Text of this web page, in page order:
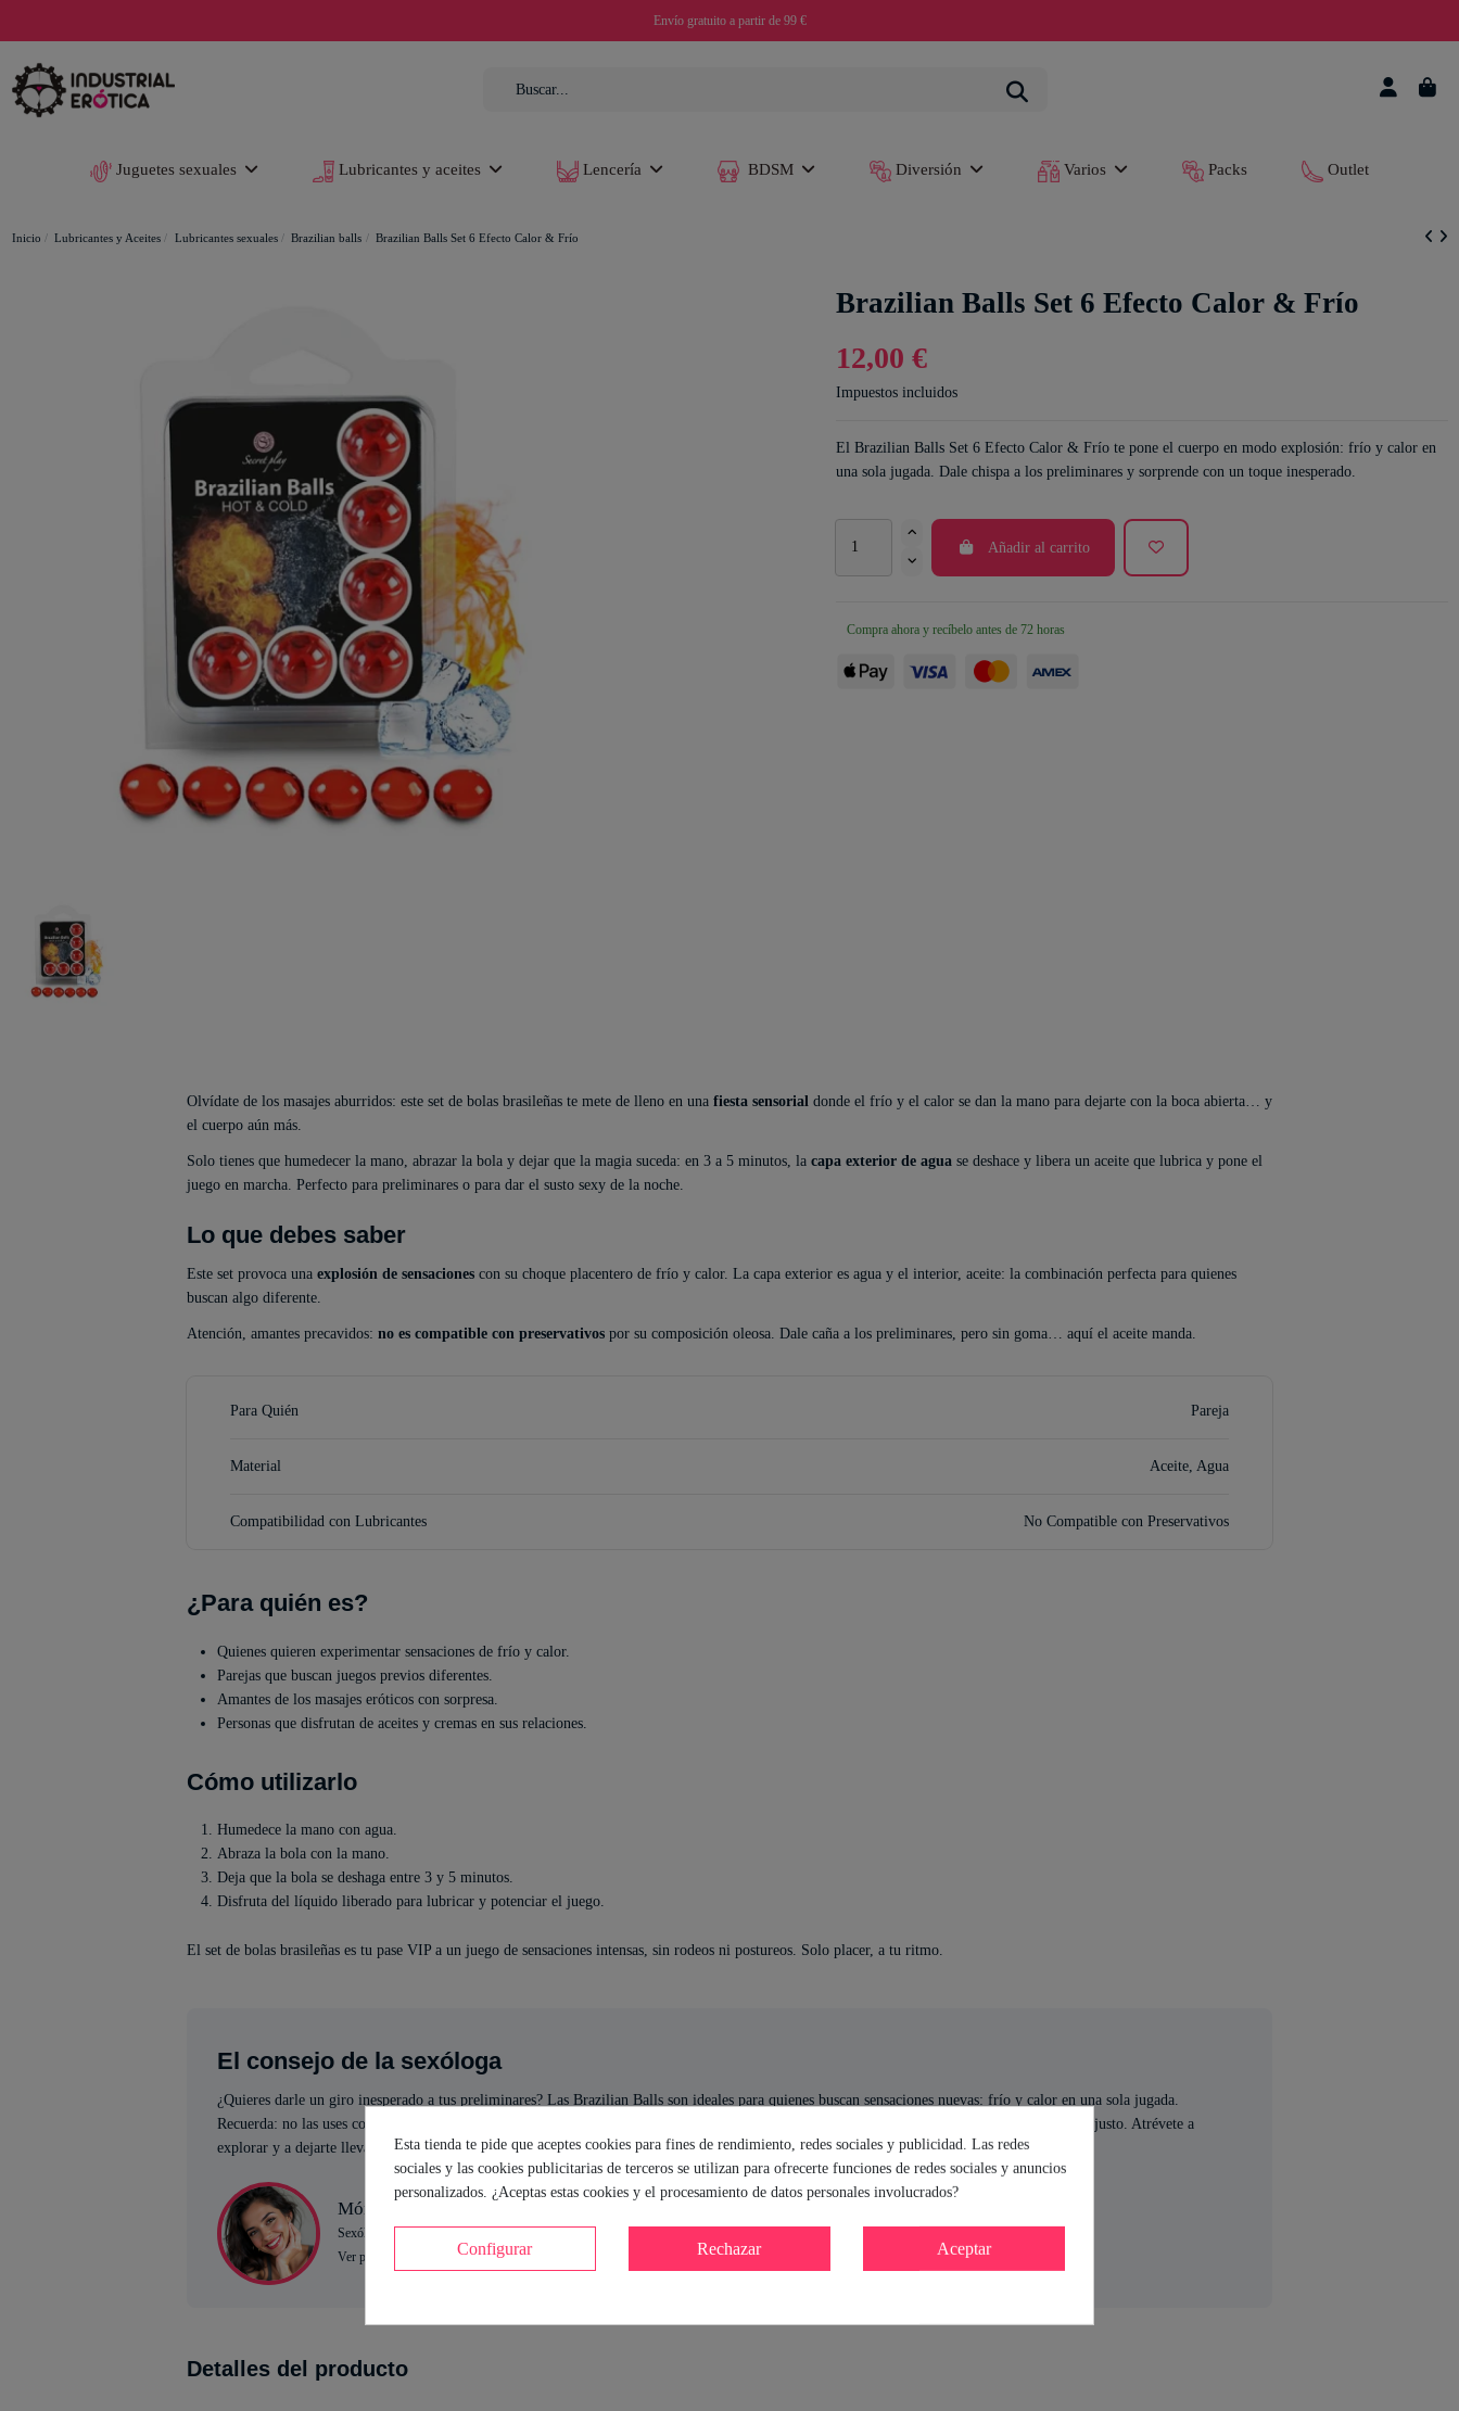
Envío gratuito a partir de 99 €
Juguetes sexuales Lubricantes y aceites Lencería BDSM Diversión Varios Packs Outlet
Inicio Lubricantes y Aceites Lubricantes sexuales Brazilian balls Brazilian Balls Set 6 Efecto Calor & Frío
Brazilian Balls Set 6 Efecto Calor & Frío
12,00 €
Impuestos incluidos
El Brazilian Balls Set 6 Efecto Calor & Frío te pone el cuerpo en modo explosión: frío y calor en
una sola jugada. Dale chispa a los preliminares y sorprende con un toque inesperado.
Añadir al carrito
Compra ahora y recíbelo antes de 72 horas
Olvídate de los masajes aburridos: este set de bolas brasileñas te mete de lleno en una fiesta sensorial donde el frío y el calor se dan la mano para dejarte con la boca abierta… y
el cuerpo aún más.
Solo tienes que humedecer la mano, abrazar la bola y dejar que la magia suceda: en 3 a 5 minutos, la capa exterior de agua se deshace y libera un aceite que lubrica y pone el
juego en marcha. Perfecto para preliminares o para dar el susto sexy de la noche.
Lo que debes saber
Este set provoca una explosión de sensaciones con su choque placentero de frío y calor. La capa exterior es agua y el interior, aceite: la combinación perfecta para quienes
buscan algo diferente.
Atención, amantes precavidos: no es compatible con preservativos por su composición oleosa. Dale caña a los preliminares, pero sin goma… aquí el aceite manda.
Para Quién Pareja
Material Aceite, Agua
Compatibilidad con Lubricantes No Compatible con Preservativos
¿Para quién es?
Quienes quieren experimentar sensaciones de frío y calor.
Parejas que buscan juegos previos diferentes.
Amantes de los masajes eróticos con sorpresa.
Personas que disfrutan de aceites y cremas en sus relaciones.
Cómo utilizarlo
Humedece la mano con agua.
Abraza la bola con la mano.
Deja que la bola se deshaga entre 3 y 5 minutos.
Disfruta del líquido liberado para lubricar y potenciar el juego.
El set de bolas brasileñas es tu pase VIP a un juego de sensaciones intensas, sin rodeos ni postureos. Solo placer, a tu ritmo.
El consejo de la sexóloga
¿Quieres darle un giro inesperado a tus preliminares? Las Brazilian Balls son ideales para quienes buscan sensaciones nuevas: frío y calor en una sola jugada.
Recuerda: no las uses con preservativos, ya que el aceite no es compatible. Perfectas para masajes y para sorprender a tu pareja en el momento justo. Atrévete a
explorar y a dejarte llevar por la explosión de placer.
Mónica Branni
Sexóloga de Industrial Erótica
Ver perfil
Detalles del producto
Esta tienda te pide que aceptes cookies para fines de rendimiento, redes sociales y publicidad. Las redes
sociales y las cookies publicitarias de terceros se utilizan para ofrecerte funciones de redes sociales y anuncios
personalizados. ¿Aceptas estas cookies y el procesamiento de datos personales involucrados?
Configurar Rechazar Aceptar